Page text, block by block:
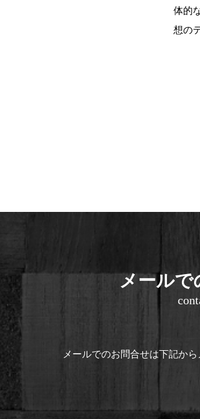
体的
想の
メールで
メールでのお問合せは下記から